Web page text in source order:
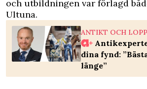
och utbildningen var förlagd
Ultuna.
ANTIKT OCH
dina fynd:
länge”